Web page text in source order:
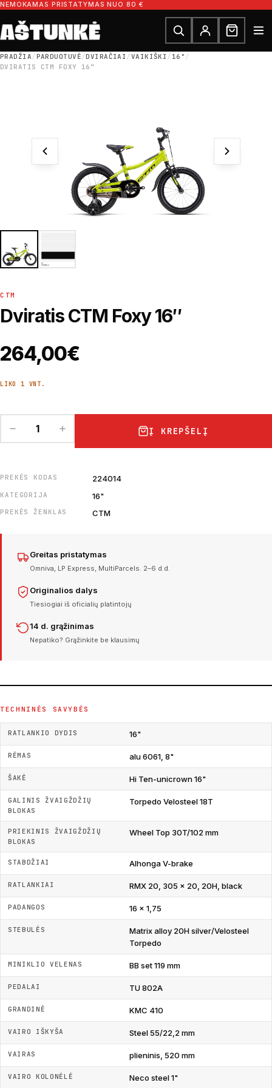
Pereiti prie turinio
NEMOKAMAS PRISTATYMAS NUO 80 €
Ieškoti dalių
Ieškoti
PRADŽIA/PARDUOTUVĖ/DVIRAČIAI /VAIKIŠKI / 16" /
DVIRATIS CTM FOXY 16″
CTM
Dviratis CTM Foxy 16″
264,00€
LIKO 1 VNT.
Į KREPŠELĮ
PREKĖS KODAS 224014
KATEGORIJA 16"
PREKĖS ŽENKLAS CTM
Greitas pristatymas
Omniva, LP Express, MultiParcels. 2–6 d.d.
Originalios dalys
Tiesiogiai iš oficialių platintojų
14 d. grąžinimas
Nepatiko? Grąžinkite be klausimų
TECHNINĖS SAVYBĖS
RATLANKIO DYDIS 16"
RĖMAS alu 6061, 8"
ŠAKĖ Hi Ten-unicrown 16"
GALINIS ŽVAIGŽDŽIŲ
BLOKAS
Torpedo Velosteel 18T
PRIEKINIS ŽVAIGŽDŽIŲ
BLOKAS
Wheel Top 30T/102 mm
STABDŽIAI Alhonga V-brake
RATLANKIAI RMX 20, 305 x 20, 20H, black
PADANGOS 16 x 1,75
STEBULĖS
Matrix alloy 20H silver/Velosteel
Torpedo
MINIKLIO VELENAS BB set 119 mm
PEDALAI TU 802A
GRANDINĖ KMC 410
VAIRO IŠKYŠA Steel 55/22,2 mm
VAIRAS plieninis, 520 mm
VAIRO KOLONĖLĖ Neco steel 1"